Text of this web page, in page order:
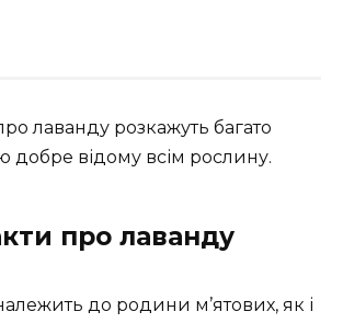
лаванду розкажуть багато
добре відому всім рослину.
про лаванду
до родини м’ятових, як і